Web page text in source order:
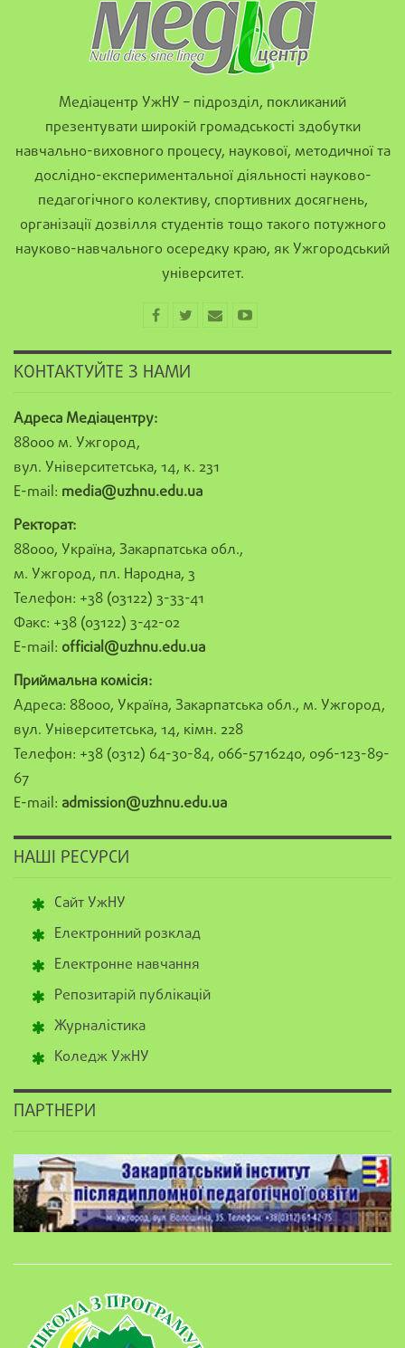
Медіацентр УжНУ – підрозділ, покликаний
презентувати широкій громадськості здобутки
навчально-виховного процесу, наукової, методичної та
дослідно-експериментальної діяльності науково-
педагогічного колективу, спортивних досягнень,
організації дозвілля студентів тощо такого потужного
науково-навчального осередку краю, як Ужгородський
університет.
КОНТАКТУЙТЕ З НАМИ
Адреса Медіацентру:
88000 м. Ужгород,
вул. Університетська, 14, к. 231
E-mail: media@uzhnu.edu.ua
Ректорат:
88000, Україна, Закарпатська обл.,
м. Ужгород, пл. Народна, 3
Телефон: +38 (03122) 3-33-41
Факс: +38 (03122) 3-42-02
E-mail: official@uzhnu.edu.ua
Приймальна комісія:
Адреса: 88000, Україна, Закарпатська обл., м. Ужгород,
вул. Університетська, 14, кімн. 228
Телефон: +38 (0312) 64-30-84, 066-5716240, 096-123-89-
67
E-mail: admission@uzhnu.edu.ua
НАШІ РЕСУРСИ
Сайт УжНУ
Електронний розклад
Електронне навчання
Репозитарій публікацій
Журналістика
Коледж УжНУ
ПАРТНЕРИ